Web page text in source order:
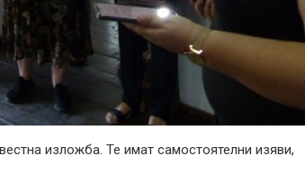
изложба. Те имат самостоятелни изяви,